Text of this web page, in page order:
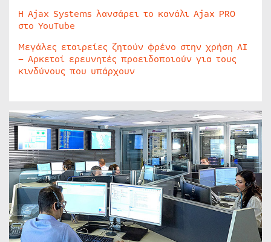
Η Ajax Systems λανσάρει το κανάλι Ajax PRO
στο YouTube
Μεγάλες εταιρείες ζητούν φρένο στην χρήση AI
– Αρκετοί ερευνητές προειδοποιούν για τους
κινδύνους που υπάρχουν